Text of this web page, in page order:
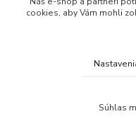
Plastové lemy
bez DPH
cookies, aby Vám mohli
Súhlas